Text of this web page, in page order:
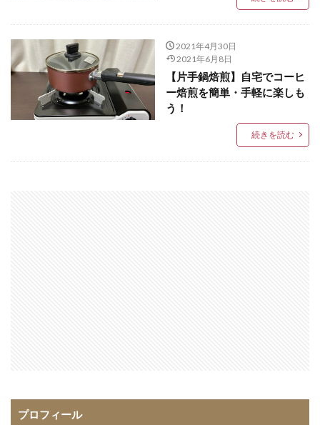
2021年4月30日
2021年6月8日
【片手鍋焙煎】自宅でコーヒ
ー焙煎を簡単・手軽に楽しも
う！
続きを読む
プロフィール